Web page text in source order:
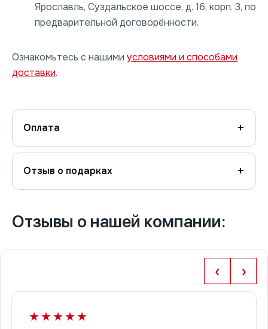
Ярославль, Суздальское шоссе, д. 16, корп. 3, по
предварительной договорённости.
Ознакомьтесь с нашими условиями и способами
доставки.
Оплата
Отзыв о подарках
Отзывы о нашей компании:
‹ ›
★★★★★